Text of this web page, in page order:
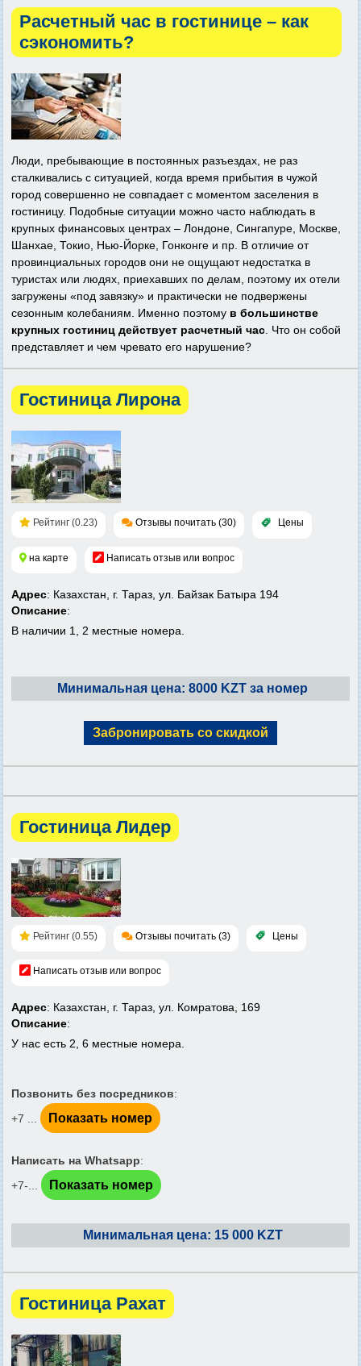
Расчетный час в гостинице – как
сэкономить?
Люди, пребывающие в постоянных разъездах, не раз
сталкивались с ситуацией, когда время прибытия в чужой
город совершенно не совпадает с моментом заселения в
гостиницу. Подобные ситуации можно часто наблюдать в
крупных финансовых центрах – Лондоне, Сингапуре, Москве,
Шанхае, Токио, Нью-Йорке, Гонконге и пр. В отличие от
провинциальных городов они не ощущают недостатка в
туристах или людях, приехавших по делам, поэтому их отели
загружены «под завязку» и практически не подвержены
сезонным колебаниям. Именно поэтому в большинстве
крупных гостиниц действует расчетный час. Что он собой
представляет и чем чревато его нарушение?
Гостиница Лирона
Рейтинг (0.23) Отзывы почитать (30) Цены
на карте Написать отзыв или вопрос
Адрес: Казахстан, г. Тараз, ул. Байзак Батыра 194
Описание:
В наличии 1, 2 местные номера.
Минимальная цена: 8000 KZT за номер
Забронировать со скидкой
Гостиница Лидер
Рейтинг (0.55) Отзывы почитать (3) Цены
Написать отзыв или вопрос
Адрес: Казахстан, г. Тараз, ул. Комратова, 169
Описание:
У нас есть 2, 6 местные номера.
Позвонить без посредников:
+7 ...
Показать номер
Написать на Whatsapp:
+7-...
Показать номер
Минимальная цена: 15 000 KZT
Гостиница Рахат